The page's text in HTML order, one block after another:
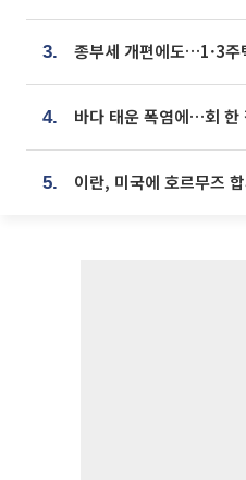
3.
4. 바다 태운 폭염에…회 한
5.